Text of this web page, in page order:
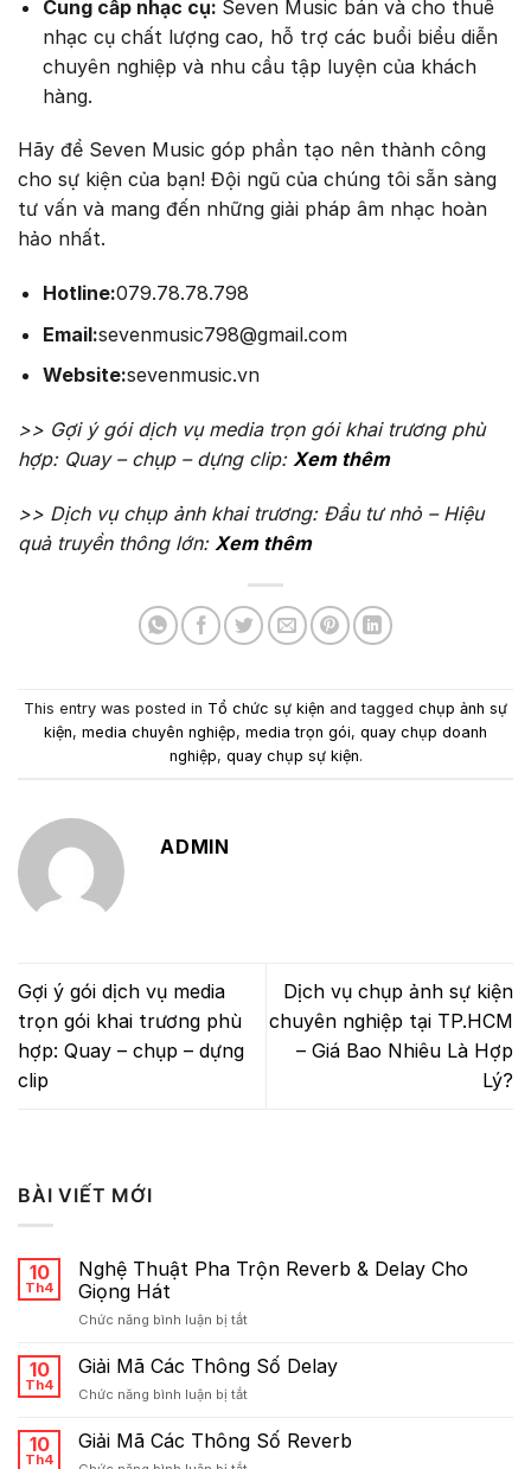
Cung cấp nhạc cụ: Seven Music bán và cho thuê
nhạc cụ chất lượng cao, hỗ trợ các buổi biểu diễn
chuyên nghiệp và nhu cầu tập luyện của khách
hàng.
Hãy để Seven Music góp phần tạo nên thành công
cho sự kiện của bạn! Đội ngũ của chúng tôi sẵn sàng
tư vấn và mang đến những giải pháp âm nhạc hoàn
hảo nhất.
Hotline:079.78.78.798
Email:sevenmusic798@gmail.com
Website:sevenmusic.vn
>> Gợi ý gói dịch vụ media trọn gói khai trương phù
hợp: Quay – chụp – dựng clip: Xem thêm
>> Dịch vụ chụp ảnh khai trương: Đầu tư nhỏ – Hiệu
quả truyền thông lớn: Xem thêm
This entry was posted in Tổ chức sự kiện and tagged chụp ảnh sự
kiện, media chuyên nghiệp, media trọn gói, quay chụp doanh
nghiệp, quay chụp sự kiện.
ADMIN
Gợi ý gói dịch vụ media
trọn gói khai trương phù
hợp: Quay – chụp – dựng
clip
Dịch vụ chụp ảnh sự kiện
chuyên nghiệp tại TP.HCM
– Giá Bao Nhiêu Là Hợp
Lý?
BÀI VIẾT MỚI
10
Th4
Nghệ Thuật Pha Trộn Reverb & Delay Cho
Giọng Hát
Chức năng bình luận bị tắtở
Thuật
Pha
Trộn
&
10
Th4
Giải Mã Các Thông Số Delay
Chức năng bình luận bị tắtở
Mã
Các
10
Th4
Giải Mã Các Thông Số Reverb